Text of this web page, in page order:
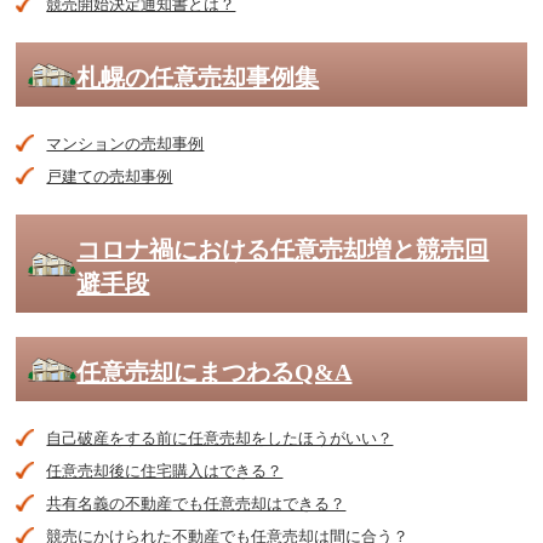
競売開始決定通知書とは？
札幌の任意売却事例集
マンションの売却事例
戸建ての売却事例
コロナ禍における任意売却増と競売回
避手段
任意売却にまつわるQ&A
自己破産をする前に任意売却をしたほうがいい？
任意売却後に住宅購入はできる？
共有名義の不動産でも任意売却はできる？
競売にかけられた不動産でも任意売却は間に合う？